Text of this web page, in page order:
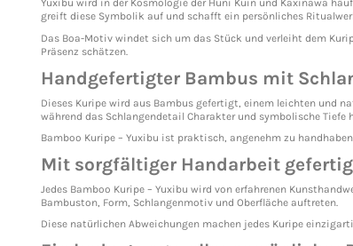
Yuxibu wird in der Kosmologie der Huni Kuin und Kaxinawa
greift diese Symbolik auf und schafft ein persönliches
Das Boa-Motiv windet sich um das Stück und verleiht dem
Präsenz schätzen.
Handgefertigter Bambus mit
Dieses Kuripe wird aus Bambus gefertigt, einem leichten und
während das Schlangendetail Charakter und symbolische Tiefe
Bamboo Kuripe – Yuxibu ist praktisch, angenehm zu
Mit sorgfältiger Handarbeit
Jedes Bamboo Kuripe – Yuxibu wird von erfahrenen
Bambuston, Form, Schlangenmotiv und Oberfläche auftreten.
Diese natürlichen Abweichungen machen jedes Kuripe